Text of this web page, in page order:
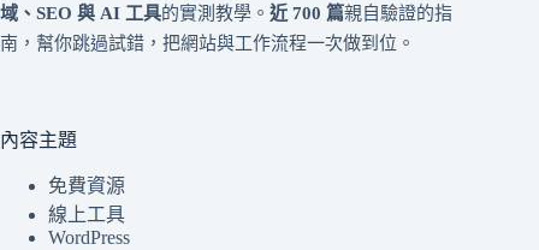
域、SEO 與 AI 工具的實測教學。 近 700 篇親自驗證的指
南，幫你跳過試錯，把網站與工作流程一次做到位。
內容主題
免費資源
線上工具
WordPress